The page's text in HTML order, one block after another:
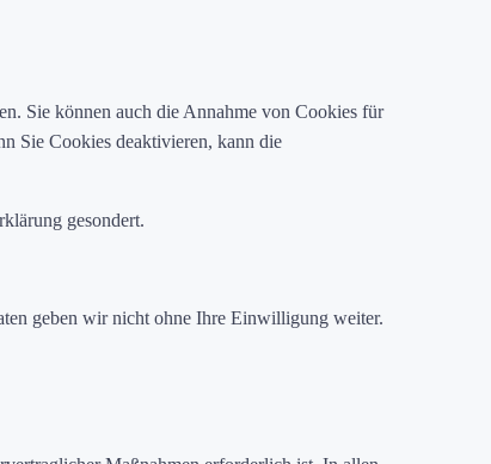
Sie können auch die Annahme von Cookies für
Sie Cookies deaktivieren, kann die
gesondert.
geben wir nicht ohne Ihre Einwilligung weiter.